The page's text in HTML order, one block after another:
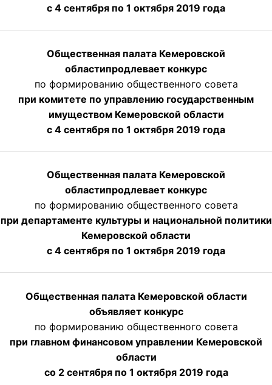
с 4 сентября по 1 октября 2019 года
Общественная палата Кемеровской
областипродлевает конкурс
по формированию общественного совета
при комитете по управлению государственным
имуществом Кемеровской области
с 4 сентября по 1 октября 2019 года
Общественная палата Кемеровской
областипродлевает конкурс
по формированию общественного совета
при департаменте культуры и национальной политики
Кемеровской области
с 4 сентября по 1 октября 2019 года
Общественная палата Кемеровской области
объявляет конкурс
по формированию общественного совета
при главном финансовом управлении Кемеровской
области
со 2 сентября по 1 октября 2019 года